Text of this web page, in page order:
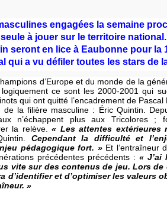
engagées la semaine
seule à jouer sur le territoire
seront en lice à Eaubonne pour la
qui a vu défiler toutes les stars de
d’Europe et du monde de la
ce sont les 2000-2001 qui
qui ont quitté l’encadrement de
de la filière masculine : Éric Quintin.
n’échappent plus aux Tricolores ;
la relève. « Les attentes extérieures
Cependant la difficulté et
pédagogique fort. » Et l’entraîneur
précédentes précédents : « J’ai
vite sur des contenus de jeu. Lors de
d’identifier et d’optimiser les valeurs
»